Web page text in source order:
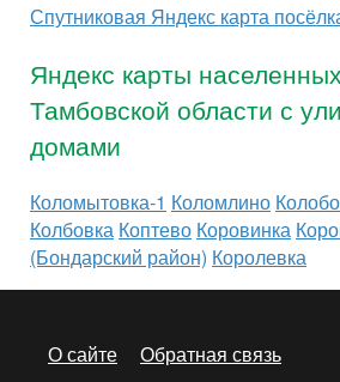
Спутниковая Яндекс карта
Яндекс карты
Тамбовской области с
домами
Коломытовка-1 Коломлино
Колбовка Коптево Коровинка
(Бондарский район) Королевка
О сайте Обратная связь